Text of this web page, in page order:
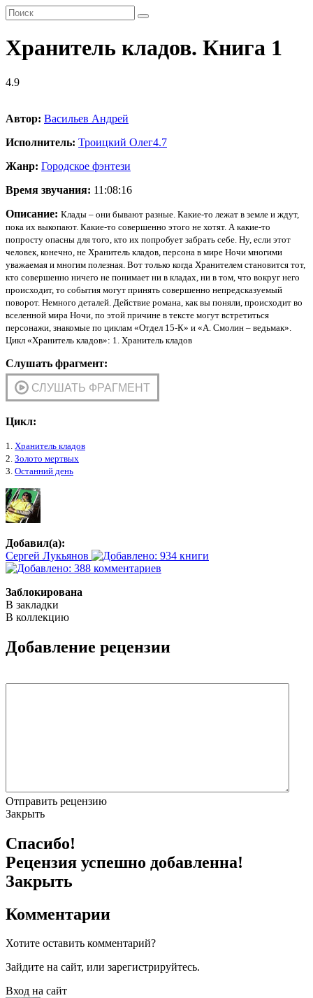
Хранитель кладов. Книга 1
4.9
Автор: Васильев Андрей
Исполнитель: Троицкий Олег4.7
Жанр: Городское фэнтези
Время звучания: 11:08:16
Описание: Клады – они бывают разные. Какие-то лежат в земле и ждут,
пока их выкопают. Какие-то совершенно этого не хотят. А какие-то
попросту опасны для того, кто их попробует забрать себе. Ну, если этот
человек, конечно, не Хранитель кладов, персона в мире Ночи многими
уважаемая и многим полезная. Вот только когда Хранителем становится тот,
кто совершенно ничего не понимает ни в кладах, ни в том, что вокруг него
происходит, то события могут принять совершенно непредсказуемый
поворот. Немного деталей. Действие романа, как вы поняли, происходит во
вселенной мира Ночи, по этой причине в тексте могут встретиться
персонажи, знакомые по циклам «Отдел 15-К» и «А. Смолин – ведьмак».
Цикл «Хранитель кладов»: 1. Хранитель кладов
Слушать фрагмент:
Цикл:
1. Хранитель кладов
2. Золото мертвых
3. Останний день
Добавил(а):
Сергей Лукьянов
Заблокирована
В закладки
В коллекцию
Добавление рецензии
Отправить рецензию
Закрыть
Спасибо!
Рецензия успешно добавленна!
Закрыть
Комментарии
Хотите оставить комментарий?
Зайдите на сайт, или зарегистрируйтесь.
Вход на сайт